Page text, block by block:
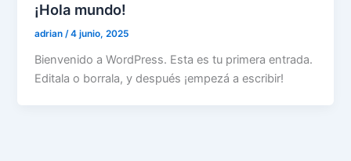
¡Hola mundo!
adrian/4 junio, 2025
Bienvenido a WordPress. Esta es tu primera entrada.
Editala o borrala, y después ¡empezá a escribir!